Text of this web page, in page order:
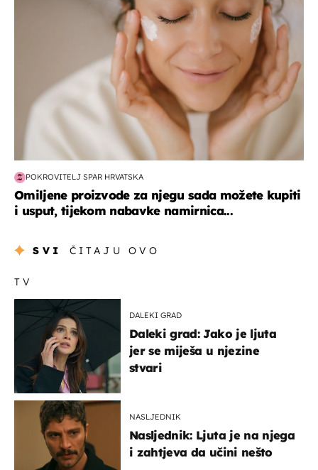
POKROVITELJ SPAR HRVATSKA
Omiljene proizvode za njegu sada možete kupiti
i usput, tijekom nabavke namirnica...
SVI ČITAJU OVO
TV
DALEKI GRAD
Daleki grad: Jako je ljuta
jer se miješa u njezine
stvari
NASLJEDNIK
Nasljednik: Ljuta je na njega
i zahtjeva da učini nešto